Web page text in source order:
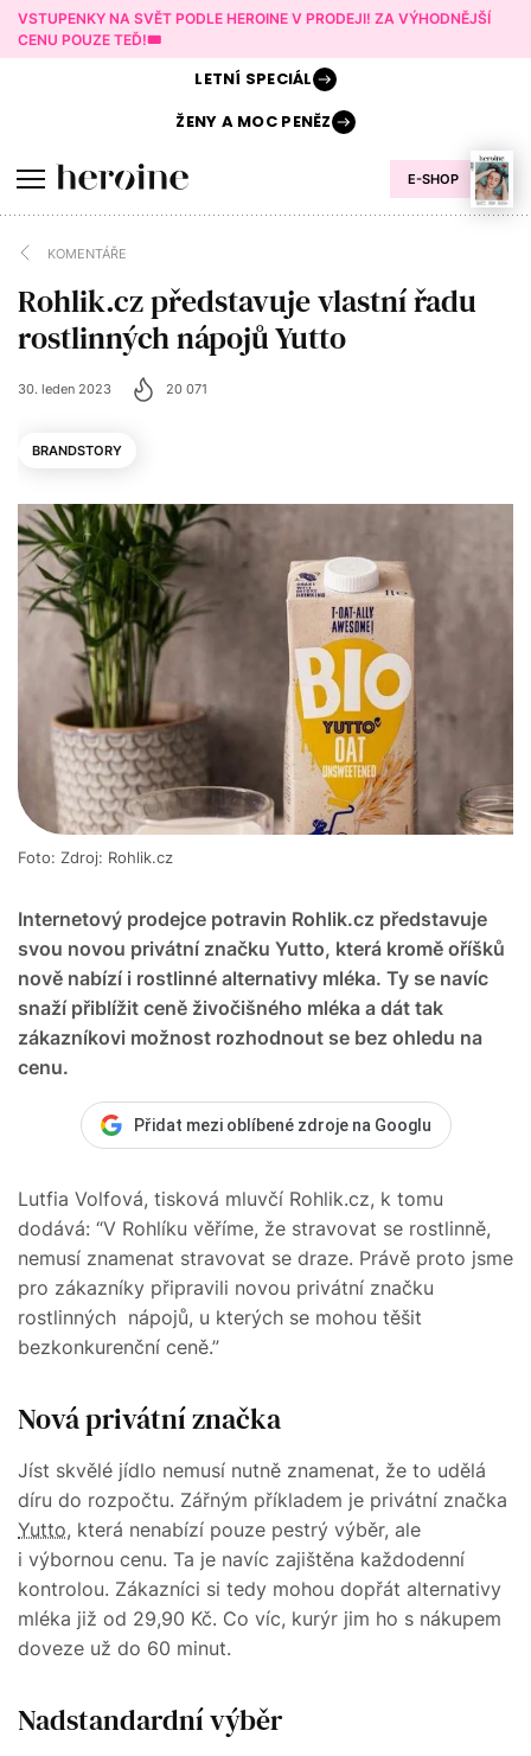
VSTUPENKY NA SVĚT PODLE HEROINE V PRODEJI! ZA VÝHODNĚJŠÍ
CENU POUZE TEĎ!🎟️
E-SHOP
LETNÍ SPECIÁL
ŽENY AMOC PENĚZ
KOMENTÁŘE
Rohlik.cz představuje vlastní řadu
rostlinných nápojů Yutto
30. leden 2023 20 071
BRANDSTORY
Internetový prodejce potravin Rohlik.cz představuje
svou novou privátní značku Yutto, která kromě oříšků
nově nabízí i rostlinné alternativy mléka. Ty se navíc
snaží přiblížit ceně živočišného mléka a dát tak
zákazníkovi možnost rozhodnout se bez ohledu na
cenu.
Foto: Zdroj: Rohlik.cz
Přidat mezi oblíbené zdroje na Googlu
Lutfia Volfová, tisková mluvčí Rohlik.cz, k tomu
dodává: “V Rohlíku věříme, že stravovat se rostlinně,
nemusí znamenat stravovat se draze. Právě proto jsme
pro zákazníky připravili novou privátní značku
rostlinných nápojů, u kterých se mohou těšit
bezkonkurenční ceně.”
Nová privátní značka
Jíst skvělé jídlo nemusí nutně znamenat, že to udělá
díru do rozpočtu. Zářným příkladem je privátní značka
Yutto, která nenabízí pouze pestrý výběr, ale
i výbornou cenu. Ta je navíc zajištěna každodenní
kontrolou. Zákazníci si tedy mohou dopřát alternativy
mléka již od 29,90 Kč. Co víc, kurýr jim ho s nákupem
doveze už do 60 minut.
Nadstandardní výběr